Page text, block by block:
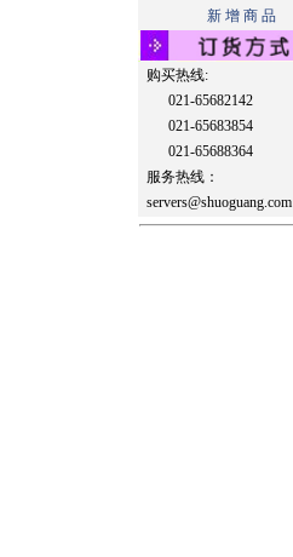
新 增 商 品
购买热线:
021-65682142
021-65683854
021-65688364
服务热线：
servers@shuoguang.com